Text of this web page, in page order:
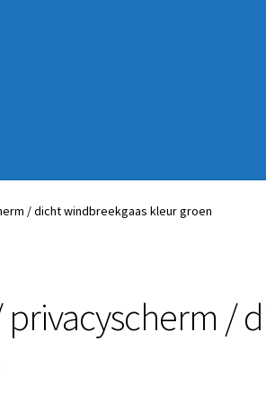
/ dicht windbreekgaas kleur groen
/